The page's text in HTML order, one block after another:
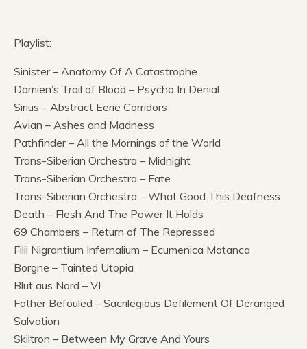
Playlist:
Sinister – Anatomy Of A Catastrophe
Damien’s Trail of Blood – Psycho In Denial
Sirius – Abstract Eerie Corridors
Avian – Ashes and Madness
Pathfinder – All the Mornings of the World
Trans-Siberian Orchestra – Midnight
Trans-Siberian Orchestra – Fate
Trans-Siberian Orchestra – What Good This Deafness
Death – Flesh And The Power It Holds
69 Chambers – Return of The Repressed
Filii Nigrantium Infernalium – Ecumenica Matanca
Borgne – Tainted Utopia
Blut aus Nord – VI
Father Befouled – Sacrilegious Defilement Of Deranged
Salvation
Skiltron – Between My Grave And Yours